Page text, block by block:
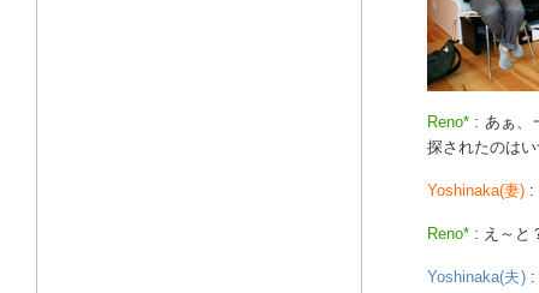
Reno* : あぁ、
探されたのは
Yoshinaka(妻) :
Reno* : え～と
Yoshinaka(夫):